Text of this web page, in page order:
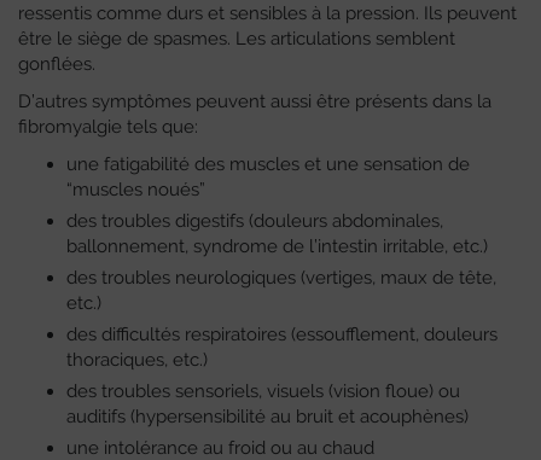
ressentis comme durs et sensibles à la pression. Ils peuvent
être le siège de spasmes. Les articulations semblent
gonflées.
D’autres symptômes peuvent aussi être présents dans la
fibromyalgie tels que:
une fatigabilité des muscles et une sensation de
“muscles noués”
des troubles digestifs (douleurs abdominales,
ballonnement, syndrome de l’intestin irritable, etc.)
des troubles neurologiques (vertiges, maux de tête,
etc.)
des difficultés respiratoires (essoufflement, douleurs
thoraciques, etc.)
des troubles sensoriels, visuels (vision floue) ou
auditifs (hypersensibilité au bruit et acouphènes)
une intolérance au froid ou au chaud